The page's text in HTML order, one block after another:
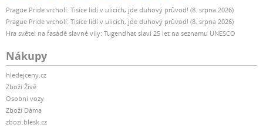
Prague Pride vrcholí: Tisíce lidí v ulicích, jde duhový průvod! (8. srpna 2026)
Prague Pride vrcholí: Tisíce lidí v ulicích, jde duhový průvod! (8. srpna 2026)
Hra světel na fasádě slavné vily: Tugendhat slaví 25 let na seznamu UNESCO
Nákupy
hledejceny.cz
Zboží Živě
Osobní vozy
Zboží Dáma
zbozi.blesk.cz